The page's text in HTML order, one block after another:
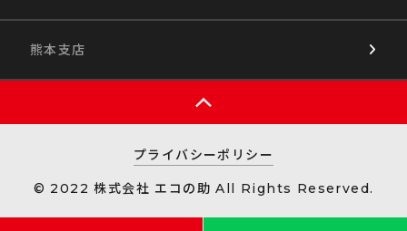
熊本支店
プライバシーポリシー
© 2022 株式会社 エコの助 All Rights Reserved.